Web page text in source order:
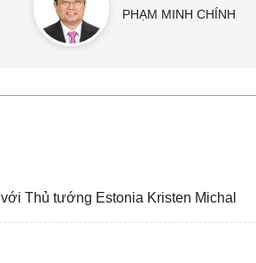
PHẠM MINH CHÍNH
Thủ tướng Estonia Kristen Michal